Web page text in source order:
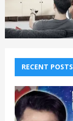
RECENT POSTS